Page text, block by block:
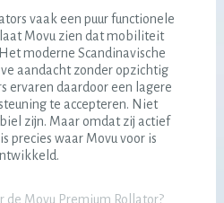
vaak een puur functionele
Movu zien dat mobiliteit
moderne Scandinavische
aandacht zonder opzichtig
ervaren daardoor een lagere
te accepteren. Niet
zijn. Maar omdat zij actief
precies waar Movu voor is
de Movu Premium Rollator?